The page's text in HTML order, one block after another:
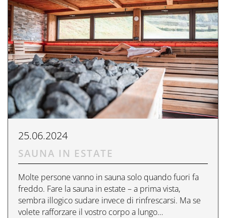
25.06.2024
SAUNA IN ESTATE
Molte persone vanno in sauna solo quando fuori fa
freddo. Fare la sauna in estate – a prima vista,
sembra illogico sudare invece di rinfrescarsi. Ma se
volete rafforzare il vostro corpo a lungo…